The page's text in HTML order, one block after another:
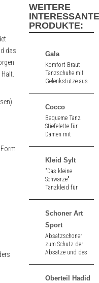
das
WEITERE
INTERESSANTE
PRODUKTE:
Gala
Komfort Braut
Tanzschuhe mit
Gelenkstütze aus
Cocco
Bequeme Tanz
Stiefelette für
Damen mit
schwarzem Velours
und floralem
Spitzenmuster.
Durchgehende
Sohle. 1,5 cm hoher
Absatz.
Kleid Sylt
"Das kleine
Schwarze"
Tanzkleid für
weichem Jersey mit
Kimonoärmeln in
Nachtschwarz.
Schoner Art
Sport
Absatzschoner
zum Schutz der
Absätze und des
Kunststoff der
Oberteil Hadid